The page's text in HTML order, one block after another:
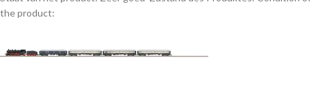
the product: